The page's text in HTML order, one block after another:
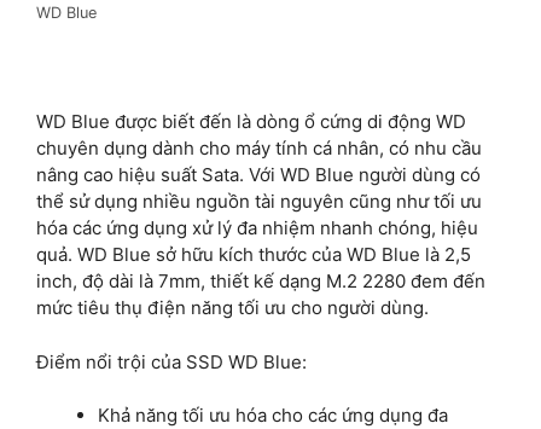
WD Blue
WD Blue được biết đến là dòng ổ cứng di động WD
chuyên dụng dành cho máy tính cá nhân, có nhu cầu
nâng cao hiệu suất Sata. Với WD Blue người dùng có
thể sử dụng nhiều nguồn tài nguyên cũng như tối ưu
hóa các ứng dụng xử lý đa nhiệm nhanh chóng, hiệu
quả. WD Blue sở hữu kích thước của WD Blue là 2,5
inch, độ dài là 7mm, thiết kế dạng M.2 2280 đem đến
mức tiêu thụ điện năng tối ưu cho người dùng.
Điểm nổi trội của SSD WD Blue:
Khả năng tối ưu hóa cho các ứng dụng đa